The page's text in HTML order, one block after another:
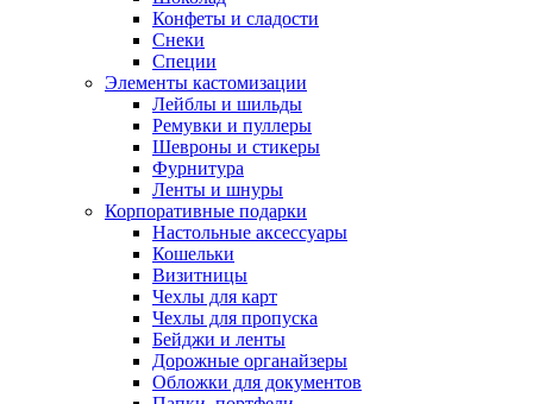
Конфеты и сладости
Снеки
Специи
Элементы кастомизации
Лейблы и шильды
Ремувки и пуллеры
Шевроны и стикеры
Фурнитура
Ленты и шнуры
Корпоративные подарки
Настольные аксессуары
Кошельки
Визитницы
Чехлы для карт
Чехлы для пропуска
Бейджи и ленты
Дорожные органайзеры
Обложки для документов